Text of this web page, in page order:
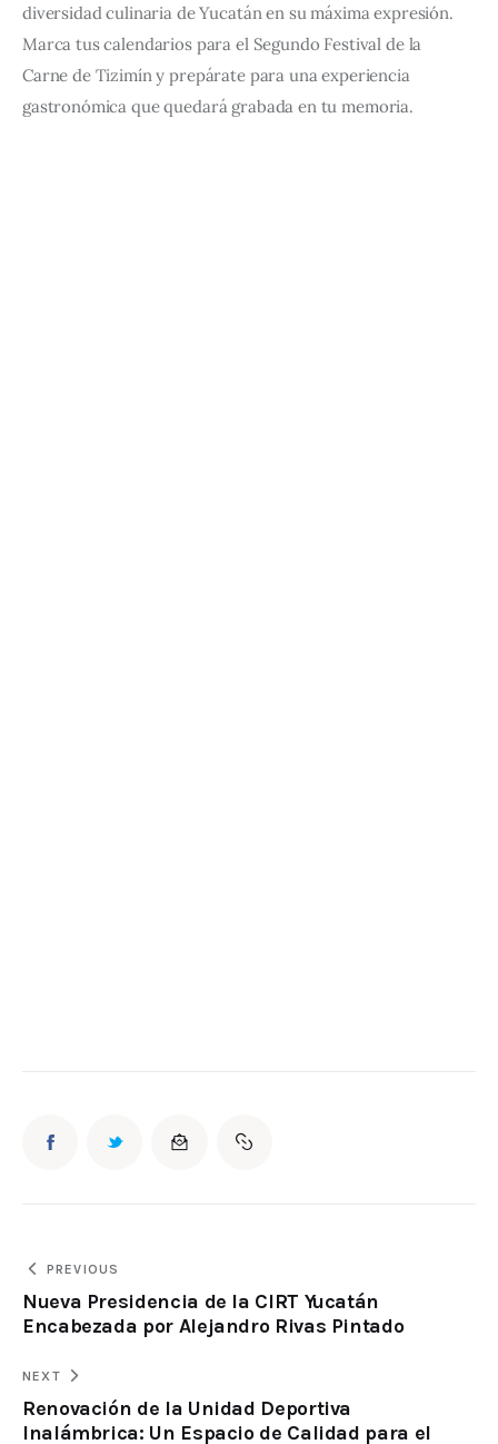
diversidad culinaria de Yucatán en su máxima expresión.
Marca tus calendarios para el Segundo Festival de la
Carne de Tizimín y prepárate para una experiencia
gastronómica que quedará grabada en tu memoria.
PREVIOUS
Nueva Presidencia de la CIRT Yucatán
Encabezada por Alejandro Rivas Pintado
NEXT
Renovación de la Unidad Deportiva
Inalámbrica: Un Espacio de Calidad para el